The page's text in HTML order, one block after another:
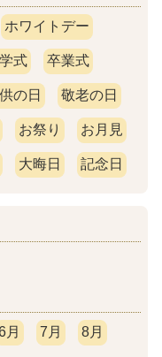
ホワイトデー
式 卒業式
の日 敬老の日
お祭り お月見
大晦日 記念日
月 7月 8月